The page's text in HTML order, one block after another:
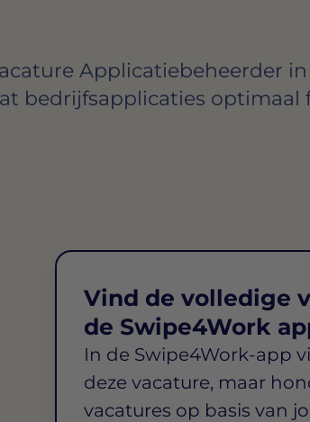
Applicatiebeheerder
bedrijfsapplicaties optimaal
Vind de volledige
de Swipe4Work
In de Swipe4Work-app
deze vacature, maar
vacatures op basis van